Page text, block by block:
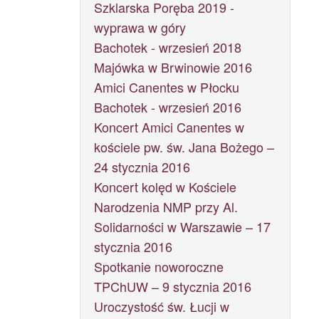
Szklarska Poręba 2019 -
wyprawa w góry
Bachotek - wrzesień 2018
Majówka w Brwinowie 2016
Amici Canentes w Płocku
Bachotek - wrzesień 2016
Koncert Amici Canentes w
kościele pw. św. Jana Bożego –
24 stycznia 2016
Koncert kolęd w Kościele
Narodzenia NMP przy Al.
Solidarności w Warszawie – 17
stycznia 2016
Spotkanie noworoczne
TPChUW – 9 stycznia 2016
Uroczystość św. Łucji w